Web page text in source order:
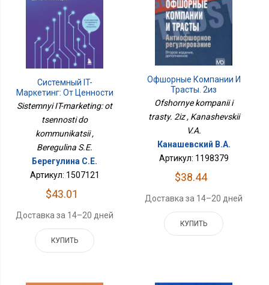
Системный IT-
Маркетинг: От Ценности
До Коммуникации
Sistemnyi IT-marketing: ot
tsennosti do
kommunikatsii ,
Beregulina S.E.
Берегулина С.Е.
Артикул: 1507121
$43.01
Доставка за 14–20 дней
КУПИТЬ
Офшорные Компании И
Трасты. 2из
Ofshornye kompanii i
trasty. 2iz , Kanashevskii
V.A.
Канашевский В.А.
Артикул: 1198379
$38.44
Доставка за 14–20 дней
КУПИТЬ